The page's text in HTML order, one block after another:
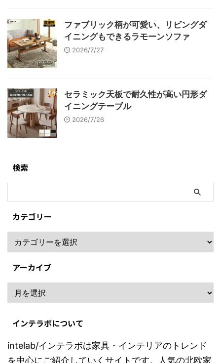
ファブリック柄が可愛い、リビングダ
イニングもできるラモーンソファ
2026/7/27
セラミック天板で耐久性が高い円形ダ
イニングテーブル
2026/7/26
検索
カテゴリー
アーカイブ
インテラボについて
intelab/インテラボは家具・インテリアのトレンド
を中心にご紹介していくサイトです。人気の北欧家